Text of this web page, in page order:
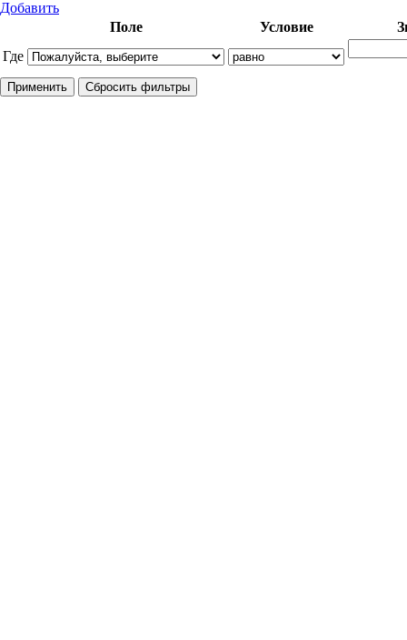
Добавить
Где
Поле Условие